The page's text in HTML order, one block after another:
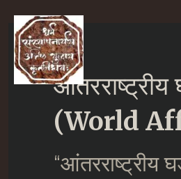
Skip
content
आंतरराष्ट्रीय
(World
“आंतरराष्ट्रीय